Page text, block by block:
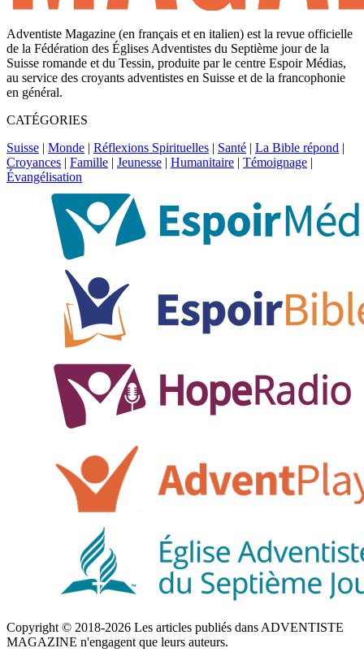
Adventiste Magazine (en français et en italien) est la revue officielle
de la Fédération des Églises Adventistes du Septième jour de la
Suisse romande et du Tessin, produite par le centre Espoir Médias,
au service des croyants adventistes en Suisse et de la francophonie
en général.
CATÉGORIES
Suisse | Monde | Réflexions Spirituelles | Santé | La Bible répond |
Croyances | Famille | Jeunesse | Humanitaire | Témoignage |
Évangélisation
Copyright © 2018-2026 Les articles publiés dans ADVENTISTE
MAGAZINE n'engagent que leurs auteurs.